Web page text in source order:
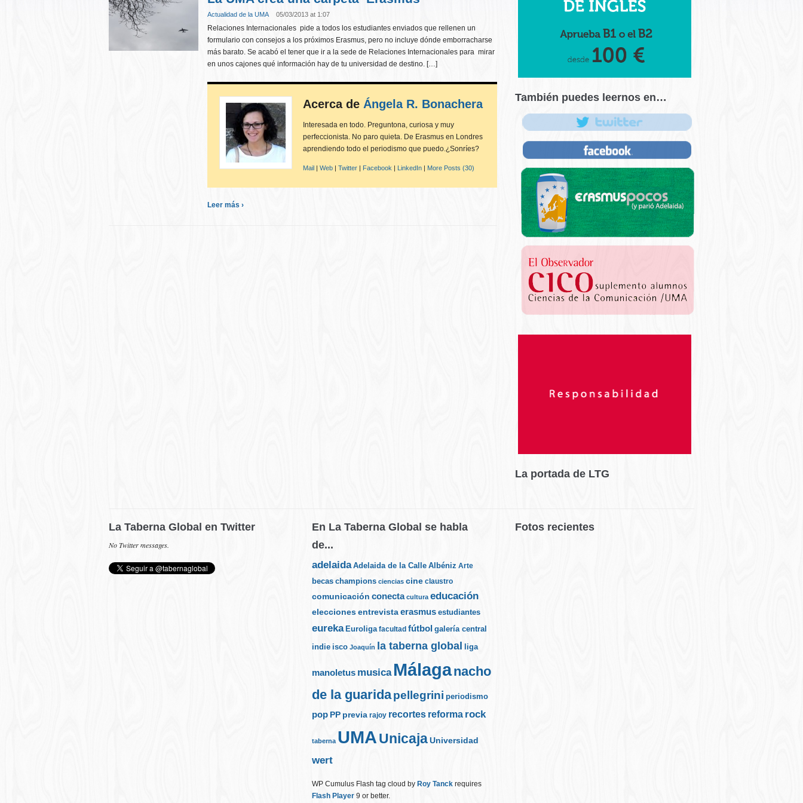
Actualidad de la UMA 05/03/2013 at 1:07
Relaciones Internacionales pide a todos los estudiantes enviados que rellenen un
formulario con consejos a los próximos Erasmus, pero no incluye dónde emborracharse
más barato. Se acabó el tener que ir a la sede de Relaciones Internacionales para mirar
en unos cajones qué información hay de tu universidad de destino. […]
Acerca de Ángela R. Bonachera
Interesada en todo. Preguntona, curiosa y muy
perfeccionista. No paro quieta. De Erasmus en Londres
aprendiendo todo el periodismo que puedo.¿Sonríes?
Mail | Web | Twitter | Facebook | LinkedIn | More Posts (30)
Leer más ›
También puedes leernos en…
La portada de LTG
La Taberna Global en Twitter
No Twitter messages.
En La Taberna Global se habla
de...
adelaida Adelaida de la Calle Albéniz Arte
becas champions ciencias cine claustro
comunicación conecta cultura educación
elecciones entrevista erasmus estudiantes
eureka Euroliga facultad fútbol galería central
indie isco Joaquín la taberna global liga
manoletus musica Málaganacho
de la guaridapellegrini periodismo
pop PP previa rajoy recortes reforma rock
taberna UMA UnicajaUniversidad
wert
WP Cumulus Flash tag cloud by Roy Tanck requires
Flash Player 9 or better.
Fotos recientes